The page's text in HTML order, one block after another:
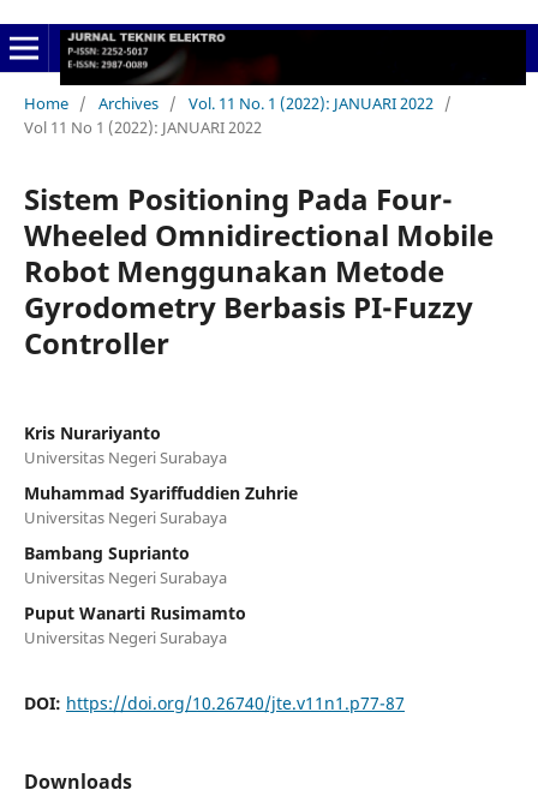
Home / Archives / Vol. 11 No. 1 (2022): JANUARI 2022 /
Vol 11 No 1 (2022): JANUARI 2022
Sistem Positioning Pada Four-
Wheeled Omnidirectional Mobile
Robot Menggunakan Metode
Gyrodometry Berbasis PI-Fuzzy
Controller
Kris Nurariyanto
Universitas Negeri Surabaya
Muhammad Syariffuddien Zuhrie
Universitas Negeri Surabaya
Bambang Suprianto
Universitas Negeri Surabaya
Puput Wanarti Rusimamto
Universitas Negeri Surabaya
DOI: https://doi.org/10.26740/jte.v11n1.p77-87
Downloads